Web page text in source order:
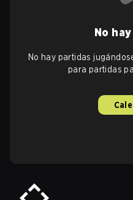
No
No hay partidas
para partidas